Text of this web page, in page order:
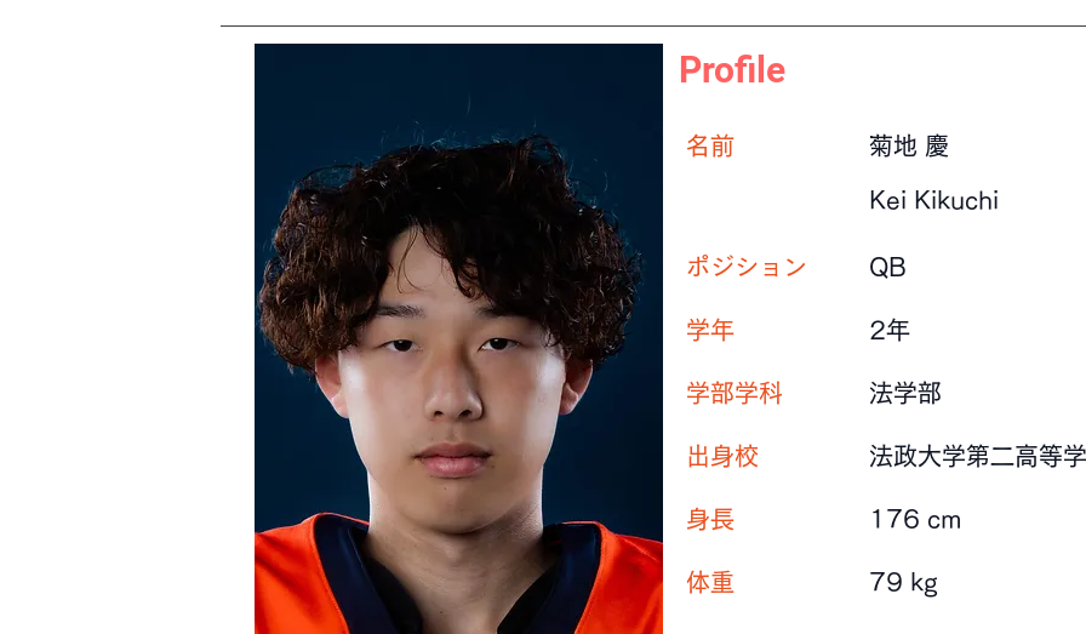
Profile
​名前 菊地 慶
Kei Kikuchi
ポジション
学年
学部学科
出身校
身長
体重
QB
2年
法学部
法政大学第二高等
176 cm
79 kg